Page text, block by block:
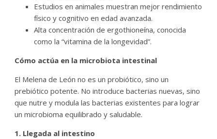
Estudios en animales muestran mejor rendimiento
físico y cognitivo en edad avanzada.
Alta concentración de ergothioneína, conocida
como la “vitamina de la longevidad”.
Cómo actúa en la microbiota intestinal
El Melena de León no es un probiótico, sino un
prebiótico potente. No introduce bacterias nuevas, sino
que nutre y modula las bacterias existentes para lograr
un microbioma equilibrado y saludable.
1. Llegada al intestino